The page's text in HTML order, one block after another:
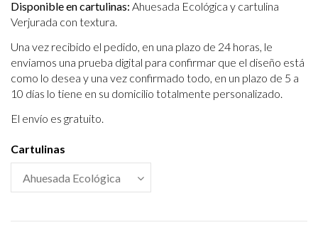
Disponible en cartulinas: Ahuesada Ecológica y cartulina
Verjurada con textura.
Una vez recibido el pedido, en una plazo de 24 horas, le
enviamos una prueba digital para confirmar que el diseño está
como lo desea y una vez confirmado todo, en un plazo de 5 a
10 días lo tiene en su domicilio totalmente personalizado.
El envío es gratuito.
Cartulinas